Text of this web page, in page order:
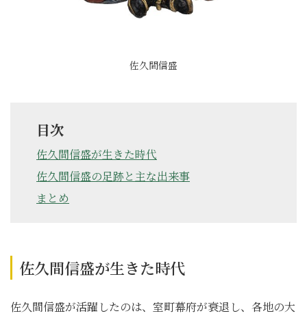
佐久間信盛
目次
佐久間信盛が生きた時代
佐久間信盛の足跡と主な出来事
まとめ
佐久間信盛が生きた時代
佐久間信盛が活躍したのは、室町幕府が衰退し、各地の大